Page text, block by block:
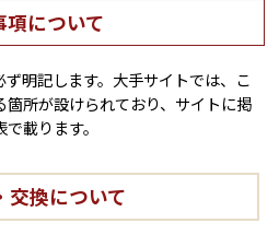
について
明記します。大手サイトでは、こ
所が設けられており、サイトに掲
載ります。
交換について